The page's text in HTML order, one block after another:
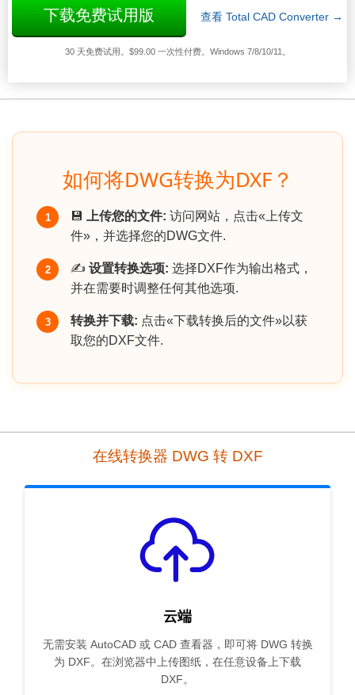
下载免费试用版 查看 Total CAD Converter →
30 天免费试用。$99.00 一次性付费。Windows 7/8/10/11。
如何将DWG转换为DXF？
1 💾 上传您的文件: 访问网站，点击«上传文
件»，并选择您的DWG文件.
2 ✍️ 设置转换选项: 选择DXF作为输出格式，
并在需要时调整任何其他选项.
3 转换并下载: 点击«下载转换后的文件»以获
取您的DXF文件.
在线转换器 DWG 转 DXF
云端
无需安装 AutoCAD 或 CAD 查看器，即可将 DWG 转换
为 DXF。在浏览器中上传图纸，在任意设备上下载
DXF。